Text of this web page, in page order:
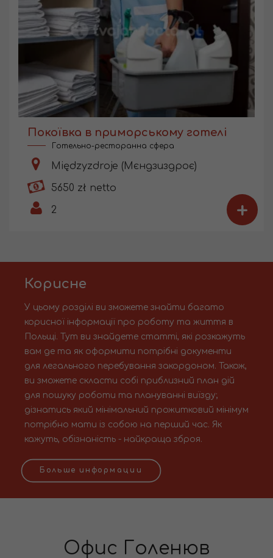
Покоївка в приморському готелі
Готельно-ресторанна сфера
Międzyzdroje (Мєндзиздроє)
5650 zł netto
2
+
Корисне
У цьому розділі ви зможете знайти багато
корисної інформації про роботу та життя в
Польщі. Тут ви знайдете статті, які розкажуть
вам де та як оформити потрібні документи
для легального перебування закордоном. Також,
ви зможете скласти собі приблизний план дій
для пошуку роботи та плануванні виїзду;
дізнатись який мінімальний прожитковий мінімум
потрібно мати із собою на перший час. Як
кажуть, обізнаність - найкраща зброя.
Больше информации
Офис Голенюв